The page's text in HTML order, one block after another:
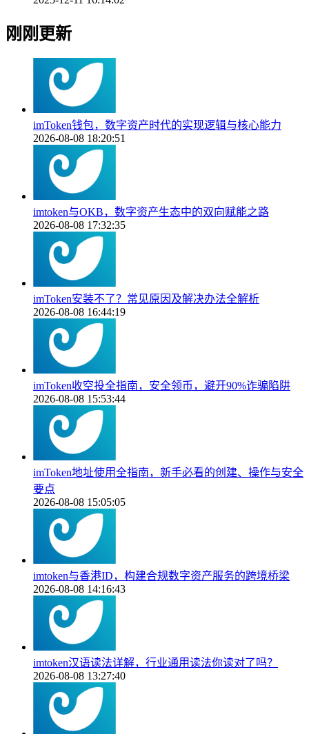
刚刚更新
imToken钱包，数字资产时代的实现逻辑与核心能力
2026-08-08 18:20:51
imtoken与OKB，数字资产生态中的双向赋能之路
2026-08-08 17:32:35
imToken安装不了？常见原因及解决办法全解析
2026-08-08 16:44:19
imToken收空投全指南，安全领币，避开90%诈骗陷阱
2026-08-08 15:53:44
imToken地址使用全指南，新手必看的创建、操作与安全
要点
2026-08-08 15:05:05
imtoken与香港ID，构建合规数字资产服务的跨境桥梁
2026-08-08 14:16:43
imtoken汉语读法详解，行业通用读法你读对了吗？
2026-08-08 13:27:40